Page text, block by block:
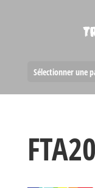
Sélectionner une